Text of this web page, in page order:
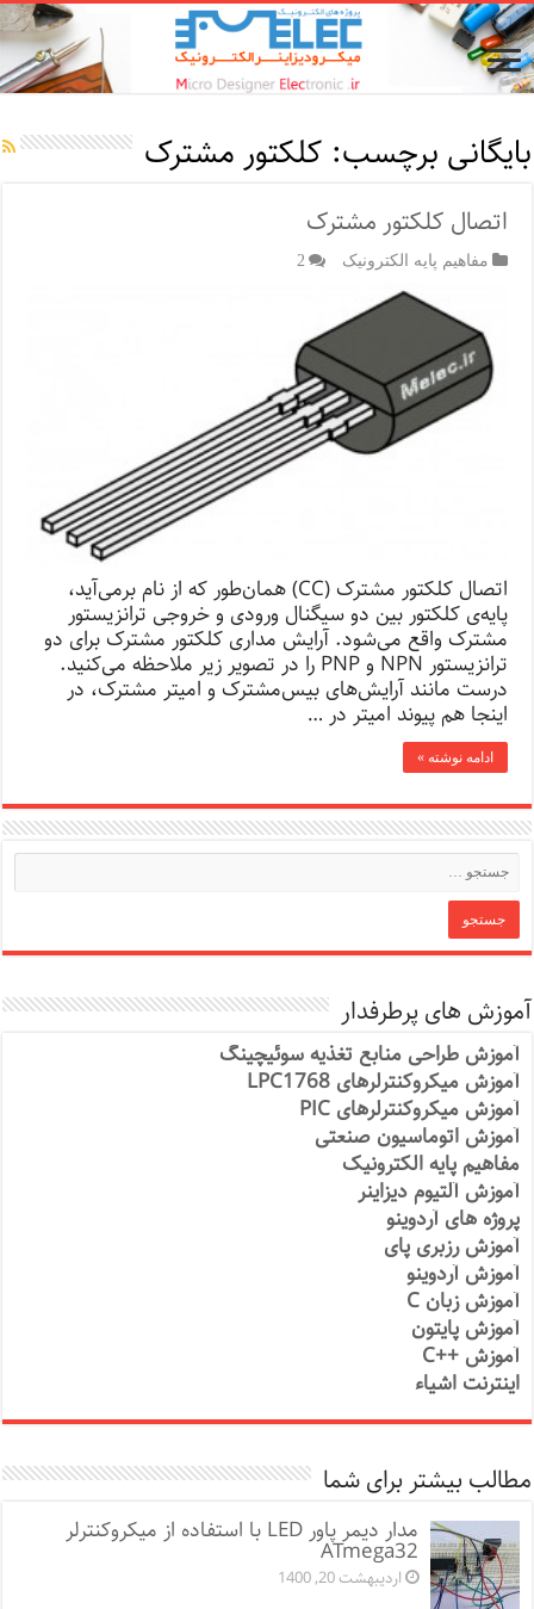
بایگانی برچسب: کلکتور مشترک
اتصال کلکتور مشترک
مفاهیم پایه الکترونیک 2
اتصال کلکتور مشترک (CC) همان‌طور که از نام برمی‌آید،
پایه‌ی کلکتور بین دو سیگنال ورودی و خروجی ترانزیستور
مشترک واقع می‌شود. آرایش مداری کلکتور مشترک برای دو
ترانزیستور NPN و PNP را در تصویر زیر ملاحظه می‌کنید.
درست مانند آرایش‌های بیس‌مشترک و امیتر مشترک، در
اینجا هم پیوند امیتر در …
ادامه نوشته »
آموزش های پرطرفدار
آموزش طراحی منابع تغذیه سوئیچینگ
آموزش میکروکنترلرهای LPC1768
آموزش میکروکنترلرهای PIC
آموزش اتوماسیون صنعتی
مفاهیم پایه الکترونیک
آموزش آلتیوم دیزاینر
پروژه های آردوینو
آموزش رزبری پای
آموزش آردوینو
آموزش زبان C
آموزش پایتون
آموزش ++C
اینترنت اشیاء
مطالب بیشتر برای شما
مدار دیمر پاور LED با استفاده از میکروکنترلر
ATmega32
اردیبهشت 20, 1400